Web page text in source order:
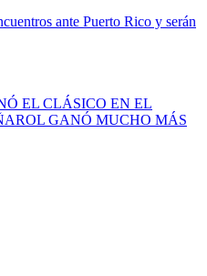
ante Puerto Rico y serán
EL CLÁSICO EN EL
GANÓ MUCHO MÁS